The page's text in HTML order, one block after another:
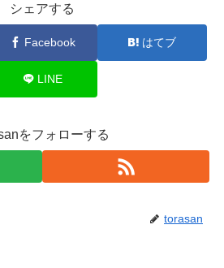
シェアする
Facebook はてブ
LINE
をフォローする
torasan